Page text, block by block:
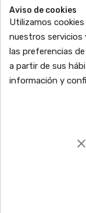
Farmacia Jordi
C/ Major, 1 - 43877
Ldo. Jordi Blanch
Nº de Colegiado: 870
Nº Autorización:
PRODUCTOS
INFORMACIÓN
Aviso de cookies
Utilizamos
nuestros servicios
las preferencias
a partir de sus
información y
clear